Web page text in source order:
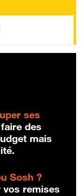
ses
des
mais
Sosh ?
remises